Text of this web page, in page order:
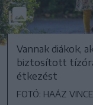
Vannak diákok,
biztosított
étkezést
FOTÓ: HAÁZ VINCE